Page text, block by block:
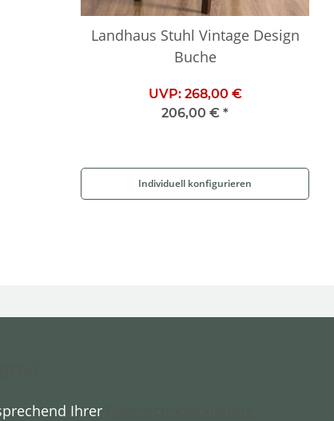
Landhaus Stuhl Vintage Design
Buche
UVP: 268,00 €
206,00 € *
Individuell konfigurieren
Ihrer